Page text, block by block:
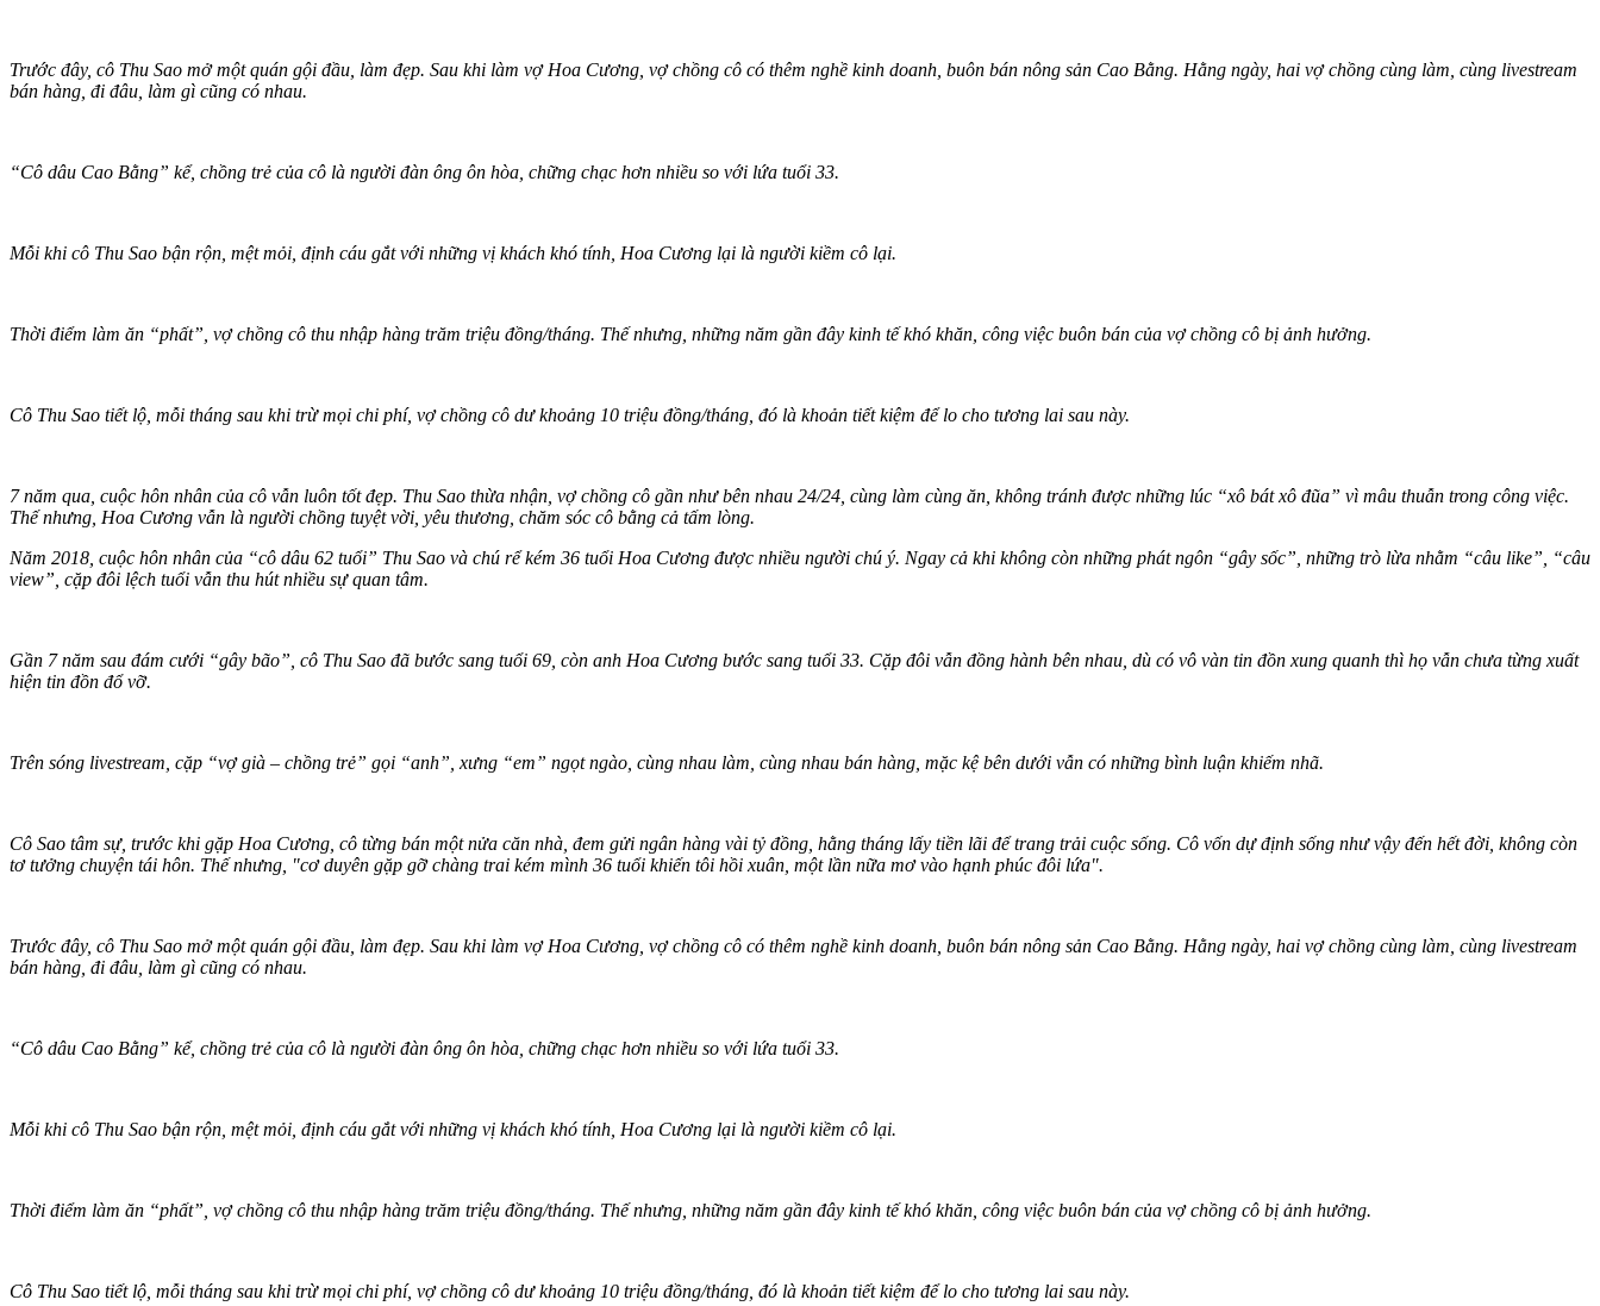
Trước đây, cô Thu Sao mở một quán gội đầu, làm đẹp. Sau khi làm vợ Hoa Cương, vợ chồng cô có thêm nghề kinh doanh, buôn bán nông sản Cao Bằng. Hằng ngày, hai vợ chồng cùng làm, cùng livestream
bán hàng, đi đâu, làm gì cũng có nhau.
“Cô dâu Cao Bằng” kể, chồng trẻ của cô là người đàn ông ôn hòa, chững chạc hơn nhiều so với lứa tuổi 33.
Mỗi khi cô Thu Sao bận rộn, mệt mỏi, định cáu gắt với những vị khách khó tính, Hoa Cương lại là người kiềm cô lại.
Thời điểm làm ăn “phất”, vợ chồng cô thu nhập hàng trăm triệu đồng/tháng. Thế nhưng, những năm gần đây kinh tế khó khăn, công việc buôn bán của vợ chồng cô bị ảnh hưởng.
Cô Thu Sao tiết lộ, mỗi tháng sau khi trừ mọi chi phí, vợ chồng cô dư khoảng 10 triệu đồng/tháng, đó là khoản tiết kiệm để lo cho tương lai sau này.
7 năm qua, cuộc hôn nhân của cô vẫn luôn tốt đẹp. Thu Sao thừa nhận, vợ chồng cô gần như bên nhau 24/24, cùng làm cùng ăn, không tránh được những lúc “xô bát xô đũa” vì mâu thuẫn trong công việc.
Thế nhưng, Hoa Cương vẫn là người chồng tuyệt vời, yêu thương, chăm sóc cô bằng cả tấm lòng.
Năm 2018, cuộc hôn nhân của “cô dâu 62 tuổi” Thu Sao và chú rể kém 36 tuổi Hoa Cương được nhiều người chú ý. Ngay cả khi không còn những phát ngôn “gây sốc”, những trò lừa nhằm “câu like”, “câu
view”, cặp đôi lệch tuổi vẫn thu hút nhiều sự quan tâm.
Gần 7 năm sau đám cưới “gây bão”, cô Thu Sao đã bước sang tuổi 69, còn anh Hoa Cương bước sang tuổi 33. Cặp đôi vẫn đồng hành bên nhau, dù có vô vàn tin đồn xung quanh thì họ vẫn chưa từng xuất
hiện tin đồn đổ vỡ.
Trên sóng livestream, cặp “vợ già – chồng trẻ” gọi “anh”, xưng “em” ngọt ngào, cùng nhau làm, cùng nhau bán hàng, mặc kệ bên dưới vẫn có những bình luận khiếm nhã.
Cô Sao tâm sự, trước khi gặp Hoa Cương, cô từng bán một nửa căn nhà, đem gửi ngân hàng vài tỷ đồng, hằng tháng lấy tiền lãi để trang trải cuộc sống. Cô vốn dự định sống như vậy đến hết đời, không còn
tơ tưởng chuyện tái hôn. Thế nhưng, "cơ duyên gặp gỡ chàng trai kém mình 36 tuổi khiến tôi hồi xuân, một lần nữa mơ vào hạnh phúc đôi lứa".
Trước đây, cô Thu Sao mở một quán gội đầu, làm đẹp. Sau khi làm vợ Hoa Cương, vợ chồng cô có thêm nghề kinh doanh, buôn bán nông sản Cao Bằng. Hằng ngày, hai vợ chồng cùng làm, cùng livestream
bán hàng, đi đâu, làm gì cũng có nhau.
“Cô dâu Cao Bằng” kể, chồng trẻ của cô là người đàn ông ôn hòa, chững chạc hơn nhiều so với lứa tuổi 33.
Mỗi khi cô Thu Sao bận rộn, mệt mỏi, định cáu gắt với những vị khách khó tính, Hoa Cương lại là người kiềm cô lại.
Thời điểm làm ăn “phất”, vợ chồng cô thu nhập hàng trăm triệu đồng/tháng. Thế nhưng, những năm gần đây kinh tế khó khăn, công việc buôn bán của vợ chồng cô bị ảnh hưởng.
Cô Thu Sao tiết lộ, mỗi tháng sau khi trừ mọi chi phí, vợ chồng cô dư khoảng 10 triệu đồng/tháng, đó là khoản tiết kiệm để lo cho tương lai sau này.